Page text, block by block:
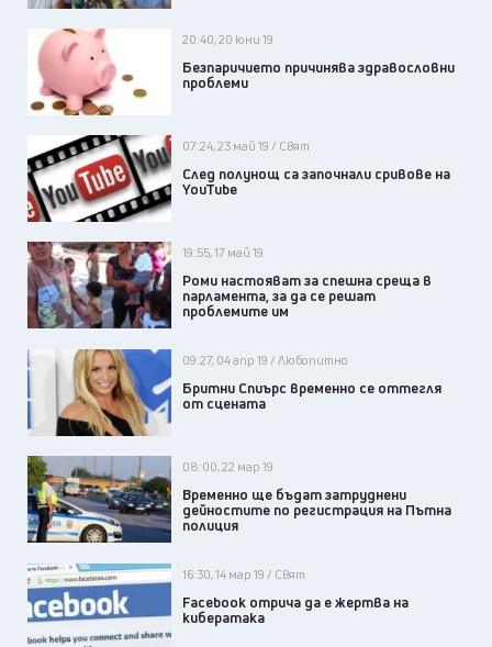
20:40, 20 юни 19
Безпаричието причинява здравословни
проблеми
07:24, 23 май 19 / Свят
След полунощ са започнали сривове на
YouTube
19:55, 17 май 19
Роми настояват за спешна среща в
парламента, за да се решат
проблемите им
09:27, 04 апр 19 / Любопитно
Бритни Спиърс временно се оттегля
от сцената
08:00, 22 мар 19
Временно ще бъдат затруднени
дейностите по регистрация на Пътна
полиция
16:30, 14 мар 19 / Свят
Facebook отрича да е жертва на
кибератака